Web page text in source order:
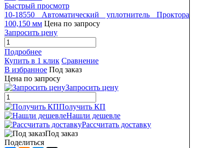
Быстрый просмотр
10-18550 Автоматический уплотнитель Проктора
100,150 мм Цена по запросу
Запросить цену
Подробнее
Купить в 1 клик Сравнение
В избранное Под заказ
Цена по запросу
Запросить цену
Получить КП
Нашли дешевле
Рассчитать доставку
Под заказ
Поделиться